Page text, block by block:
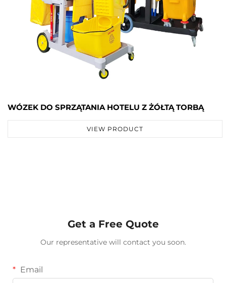
WÓZEK DO SPRZĄTANIA HOTELU Z ŻÓŁTĄ TORBĄ
VIEW PRODUCT
Get a Free Quote
Our representative will contact you soon.
Email